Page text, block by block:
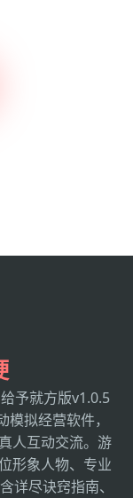
予就方版v1.0.5
拟经营软件，
人互动交流。游
形象人物、专业
详尽诀窍指南、